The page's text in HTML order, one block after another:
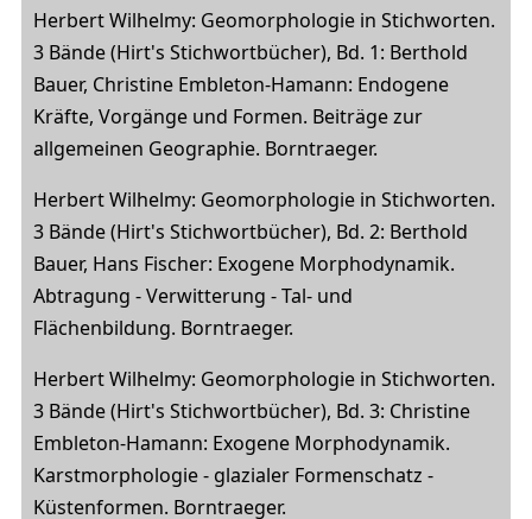
Herbert Wilhelmy: Geomorphologie in Stichworten.
3 Bände (Hirt's Stichwortbücher), Bd. 1: Berthold
Bauer, Christine Embleton-Hamann: Endogene
Kräfte, Vorgänge und Formen. Beiträge zur
allgemeinen Geographie. Borntraeger.
Herbert Wilhelmy: Geomorphologie in Stichworten.
3 Bände (Hirt's Stichwortbücher), Bd. 2: Berthold
Bauer, Hans Fischer: Exogene Morphodynamik.
Abtragung - Verwitterung - Tal- und
Flächenbildung. Borntraeger.
Herbert Wilhelmy: Geomorphologie in Stichworten.
3 Bände (Hirt's Stichwortbücher), Bd. 3: Christine
Embleton-Hamann: Exogene Morphodynamik.
Karstmorphologie - glazialer Formenschatz -
Küstenformen. Borntraeger.